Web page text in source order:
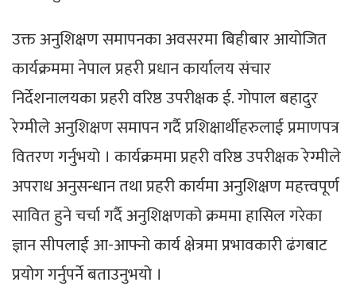
उक्त अनुशिक्षण समापनका अवसरमा बिहीबार आयोजित
कार्यक्रममा नेपाल प्रहरी प्रधान कार्यालय संचार
निर्देशनालयका प्रहरी वरिष्ठ उपरीक्षक ई. गोपाल बहादुर
रेग्मीले अनुशिक्षण समापन गर्दै प्रशिक्षार्थीहरुलाई प्रमाणपत्र
वितरण गर्नुभयो । कार्यक्रममा प्रहरी वरिष्ठ उपरीक्षक रेग्मीले
अपराध अनुसन्धान तथा प्रहरी कार्यमा अनुशिक्षण महत्त्वपूर्ण
सावित हुने चर्चा गर्दै अनुशिक्षणको क्रममा हासिल गरेका
ज्ञान सीपलाई आ-आफ्नो कार्य क्षेत्रमा प्रभावकारी ढंगबाट
प्रयोग गर्नुपर्ने बताउनुभयो ।